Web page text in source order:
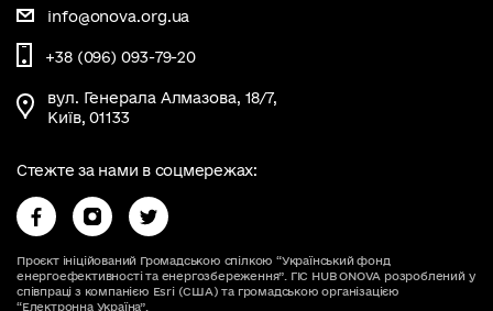
Проєкт ініційований Громадською спілкою “Український фонд
енергоефективності та енергозбереження”. ГІС HUB ONOVA розроблений у
співпраці з компанією Esri (США) та громадською організацією
“Електронна Україна”.
info@onova.org.ua
+38 (096) 093-79-20
вул. Генерала Алмазова, 18/7,
Київ, 01133
Стежте за нами в соцмережах: